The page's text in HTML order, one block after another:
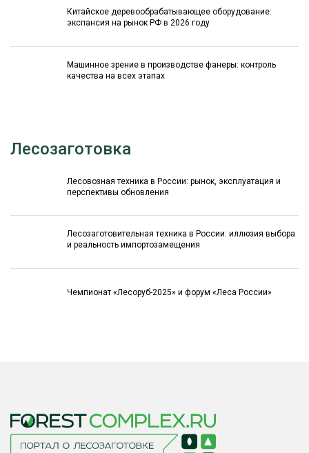
Китайское деревообрабатывающее оборудование:
экспансия на рынок РФ в 2026 году
Машинное зрение в производстве фанеры: контроль
качества на всех этапах
Лесозаготовка
Лесовозная техника в России: рынок, эксплуатация и
перспективы обновления
Лесозаготовительная техника в России: иллюзия выбора
и реальность импортозамещения
Чемпионат «Лесоруб-2025» и форум «Леса России»